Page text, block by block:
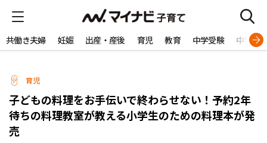
共働き夫婦 妊娠 出産・産後 育児 教育 中学受験 中学生
育児
子どもの料理をお手伝いで終わらせない！予約2年
待ちの料理教室が教える小学生のための料理本が発
売